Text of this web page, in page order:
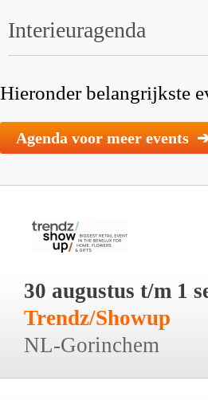
Interieuragenda
Hieronder belangrijkste
Agenda voor meer events
30 augustus t/m 1
Trendz/Showup
NL-Gorinchem